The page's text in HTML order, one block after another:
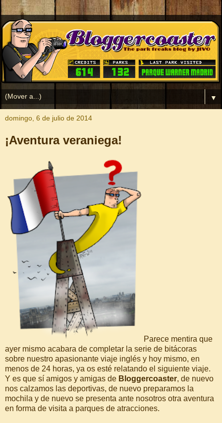
▼
domingo, 6 de julio de 2014
¡Aventura veraniega!
Parece mentira que
ayer mismo acabara de completar la serie de bitácoras
sobre nuestro apasionante viaje inglés y hoy mismo, en
menos de 24 horas, ya os esté relatando el siguiente viaje.
Y es que sí amigos y amigas de Bloggercoaster, de nuevo
nos calzamos las deportivas, de nuevo preparamos la
mochila y de nuevo se presenta ante nosotros otra aventura
en forma de visita a parques de atracciones.